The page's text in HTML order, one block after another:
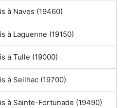
à Naves (19460)
à Laguenne (19150)
à Tulle (19000)
à Seilhac (19700)
à Sainte-Fortunade (19490)